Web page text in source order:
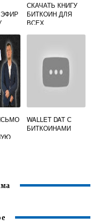
СКАЧАТЬ КНИГУ
БИТКОИН ДЛЯ
ВСЕХ
WALLET DAT С
БИТКОИНАМИ